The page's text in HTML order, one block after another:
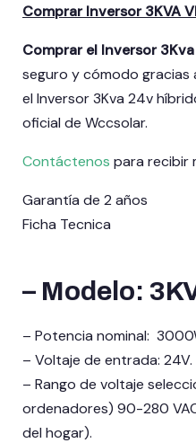
Comprar Inversor 3KVA
Comprar el Inversor
seguro y cómodo gracias
el Inversor 3Kva 24v
oficial de Wccsolar.
Contáctenos para recibir
Garantía de 2 años
Ficha Tecnica
– Modelo:
– Potencia nominal:
– Voltaje de entrada: 24V.
– Rango de voltaje
ordenadores) 90-280
del hogar).